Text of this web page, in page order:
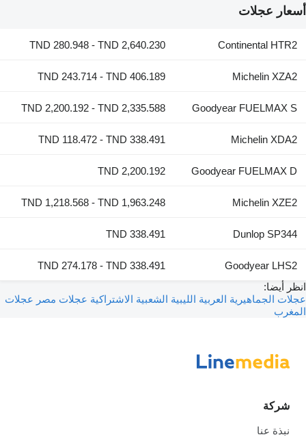
أسعار عجلات
Continental HTR2
TND 280.948 - TND 2,640.230
Michelin XZA2
TND 243.714 - TND 406.189
Goodyear FUELMAX S
TND 2,200.192 - TND 2,335.588
Michelin XDA2
TND 118.472 - TND 338.491
Goodyear FUELMAX D
TND 2,200.192
Michelin XZE2
TND 1,218.568 - TND 1,963.248
Dunlop SP344
TND 338.491
Goodyear LHS2
TND 274.178 - TND 338.491
انظر أيضا:
عجلات الجماهيرية العربية الليبية الشعبية الاشتراكية عجلات مصر عجلات
المغرب
شركة
نبذة عنا